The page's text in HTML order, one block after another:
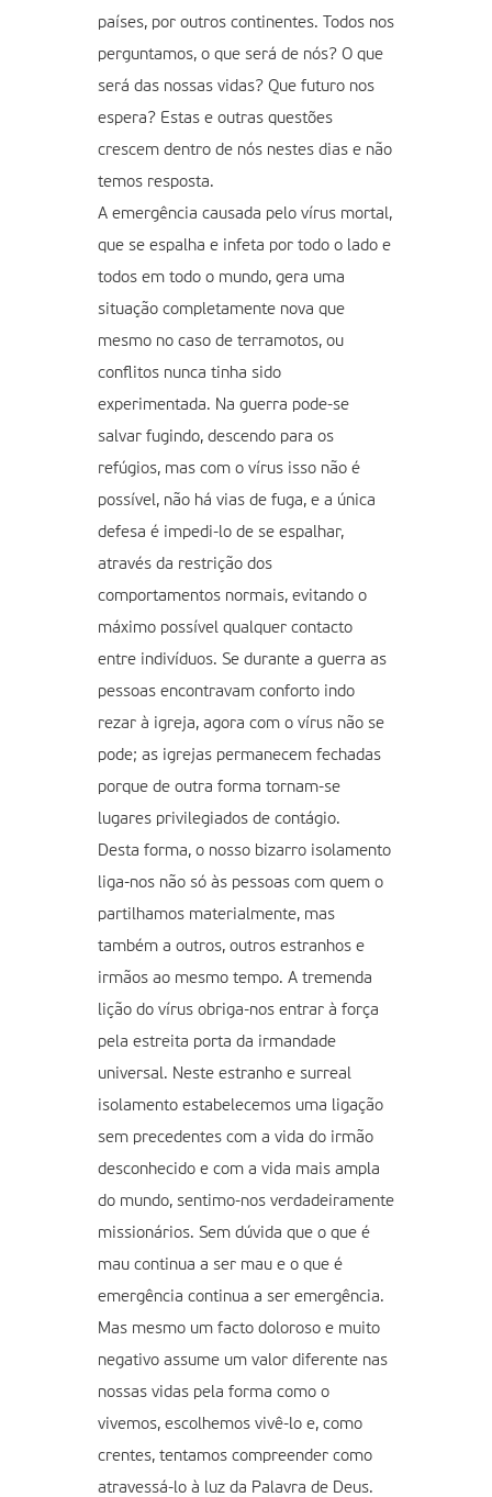
países, por outros continentes. Todos nos
perguntamos, o que será de nós? O que
será das nossas vidas? Que futuro nos
espera? Estas e outras questões
crescem dentro de nós nestes dias e não
temos resposta.
A emergência causada pelo vírus mortal,
que se espalha e infeta por todo o lado e
todos em todo o mundo, gera uma
situação completamente nova que
mesmo no caso de terramotos, ou
conflitos nunca tinha sido
experimentada. Na guerra pode-se
salvar fugindo, descendo para os
refúgios, mas com o vírus isso não é
possível, não há vias de fuga, e a única
defesa é impedi-lo de se espalhar,
através da restrição dos
comportamentos normais, evitando o
máximo possível qualquer contacto
entre indivíduos. Se durante a guerra as
pessoas encontravam conforto indo
rezar à igreja, agora com o vírus não se
pode; as igrejas permanecem fechadas
porque de outra forma tornam-se
lugares privilegiados de contágio.
Desta forma, o nosso bizarro isolamento
liga-nos não só às pessoas com quem o
partilhamos materialmente, mas
também a outros, outros estranhos e
irmãos ao mesmo tempo. A tremenda
lição do vírus obriga-nos entrar à força
pela estreita porta da irmandade
universal. Neste estranho e surreal
isolamento estabelecemos uma ligação
sem precedentes com a vida do irmão
desconhecido e com a vida mais ampla
do mundo, sentimo-nos verdadeiramente
missionários. Sem dúvida que o que é
mau continua a ser mau e o que é
emergência continua a ser emergência.
Mas mesmo um facto doloroso e muito
negativo assume um valor diferente nas
nossas vidas pela forma como o
vivemos, escolhemos vivê-lo e, como
crentes, tentamos compreender como
atravessá-lo à luz da Palavra de Deus.